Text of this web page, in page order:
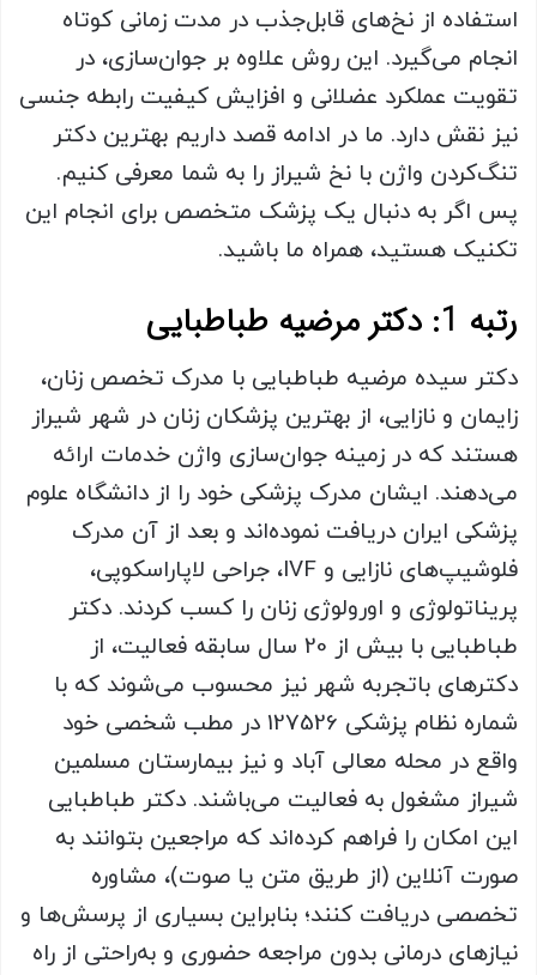
استفاده از نخ‌های قابل‌جذب در مدت زمانی کوتاه
انجام می‌گیرد. این روش علاوه بر جوان‌سازی، در
تقویت عملکرد عضلانی و افزایش کیفیت رابطه جنسی
نیز نقش دارد. ما در ادامه قصد داریم بهترین دکتر
تنگ‌کردن واژن با نخ شیراز را به شما معرفی کنیم.
پس اگر به دنبال یک پزشک متخصص برای انجام این
تکنیک هستید، همراه ما باشید.
رتبه 1: دکتر مرضیه طباطبایی
دکتر سیده مرضیه طباطبایی با مدرک تخصص زنان،
زایمان و نازایی، از بهترین پزشکان زنان در شهر شیراز
هستند که در زمینه جوان‌سازی واژن خدمات ارائه
می‌دهند. ایشان مدرک پزشکی خود را از دانشگاه علوم
پزشکی ایران دریافت نموده‌اند و بعد از آن مدرک
فلوشیپ‌های نازایی و IVF، جراحی لاپاراسکوپی،
پریناتولوژی و اورولوژی زنان را کسب کردند. دکتر
طباطبایی با بیش از 20 سال سابقه فعالیت، از
دکترهای باتجربه شهر نیز محسوب می‌شوند که با
شماره نظام پزشکی 127526 در مطب شخصی خود
واقع در محله معالی آباد و نیز بیمارستان مسلمین
شیراز مشغول به فعالیت می‌باشند. دکتر طباطبایی
این امکان را فراهم کرده‌اند که مراجعین بتوانند به
‌صورت آنلاین (از طریق متن یا صوت)، مشاوره
تخصصی دریافت کنند؛ بنابراین بسیاری از پرسش‌ها و
نیازهای درمانی بدون مراجعه حضوری و به‌راحتی از راه